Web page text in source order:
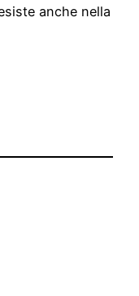
anche nella